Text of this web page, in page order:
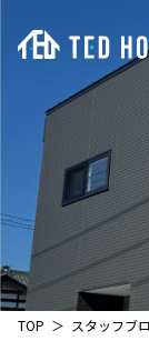
TOP スタッフブ